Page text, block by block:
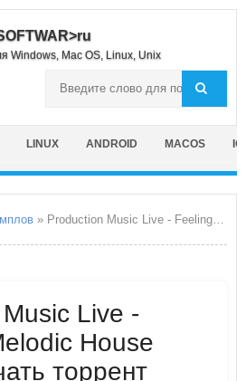
Windows, Mac OS, Linux, Unix
LINUX ANDROID MACOS
» Production Music Live - Feelings: Melodic House
Live -
House
торрент